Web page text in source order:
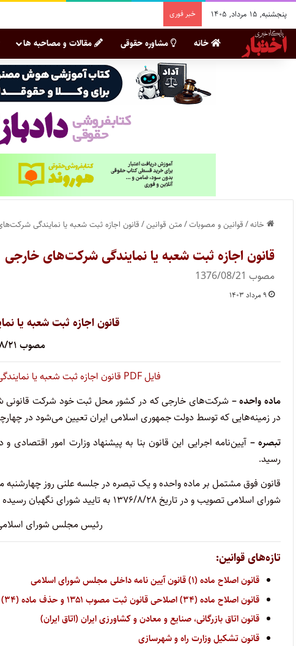
پنجشنبه, ۱۵ مرداد, ۱۴۰۵ خبر فوری
خانه مشاوره حقوقی مقالات و مصاحبه ها
خانه/قوانین و مصوبات/متن قوانین/قانون اجازه ثبت شعبه یا نمایندگی
قانون اجازه ثبت شعبه یا نمایندگی شرکت‌های خارجی
مصوب 1376/08/21
۹ مرداد ۱۴۰۳
قانون اجازه ثبت شعبه یا
مصوب ۱۳۷۶/۰۸/۲۱
فایل PDF قانون اجازه ثبت شعبه یا نمایندگی شرکت‌های خارجی را اینجا دانلود کنید
‌ماده واحده –شرکت‌های خارجی که در کشور محل ثبت خود شرکت قانونی
در زمینه‌هایی که توسط دولت جمهوری اسلامی ایران تعیین می‌شود در
‌تبصره – آیین‌نامه اجرایی این قانون بنا به پیشنهاد وزارت امور
رسید.
قانون فوق مشتمل بر ماده واحده و یک تبصره در جلسه علنی روز
شورای اسلامی تصویب و در تاریخ ۱۳۷۶/۸/۲۸ به تایید شورای نگهبان رسیده است.
رئیس مجلس شورای
تازه‌های قوانین:
قانون اصلاح ماده (۱) قانون آیین نامه داخلی مجلس شورای اسلامی
قانون اصلاح ماده (۳۴) اصلاحی قانون ثبت مصوب ۱۳۵۱ و حذف ماده (۳۴) مکرر آن
قانون اتاق بازرگانی، صنایع و معادن و کشاورزی ایران (اتاق ایران)
قانون تشکیل وزارت راه و شهرسازی